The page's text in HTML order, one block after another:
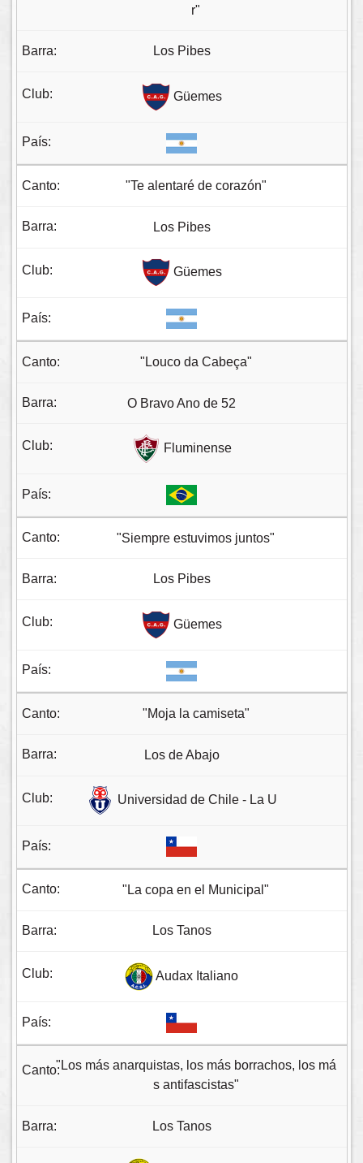
r"
Los Pibes
Güemes
"Te alentaré de corazón"
Los Pibes
Güemes
"Louco da Cabeça"
O Bravo Ano de 52
Fluminense
"Siempre estuvimos juntos"
Los Pibes
Güemes
"Moja la camiseta"
Los de Abajo
Universidad de Chile - La U
"La copa en el Municipal"
Los Tanos
Audax Italiano
"Los más anarquistas, los más borrachos, los má
s antifascistas"
Los Tanos